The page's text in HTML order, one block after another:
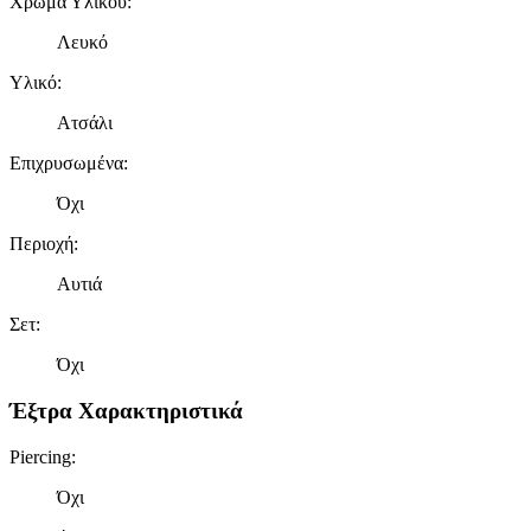
διαφημίσεις και περιεχόμενο, την καλύτερη εικόνα του κοινού
πληροφορίες σχετικά με την από μέρους σας χρήση της
τοποθεσίας μας στους συνεργάτες μέσων κοινωνικής
Λευκό
Υλικό:
Ατσάλι
Επιχρυσωμένα:
Όχι
Περιοχή:
Αυτιά
Σετ:
Όχι
Έξτρα Χαρακτηριστικά
Piercing:
Όχι